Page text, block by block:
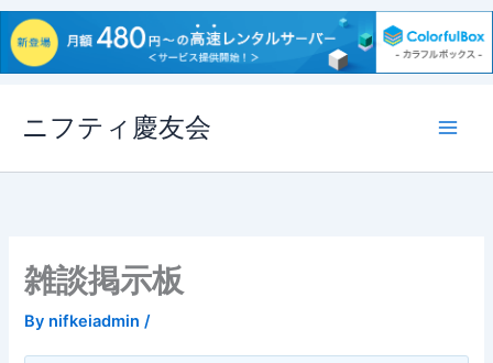
ス
ニフティ慶友会
雑談掲示板
By nifkeiadmin/